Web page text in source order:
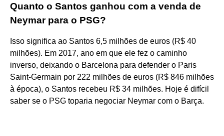
Quanto o Santos ganhou com a venda de
Neymar para o PSG?
Isso significa ao Santos 6,5 milhões de euros (R$ 40
milhões). Em 2017, ano em que ele fez o caminho
inverso, deixando o Barcelona para defender o Paris
Saint-Germain por 222 milhões de euros (R$ 846 milhões
à época), o Santos recebeu R$ 34 milhões. Hoje é difícil
saber se o PSG toparia negociar Neymar com o Barça.